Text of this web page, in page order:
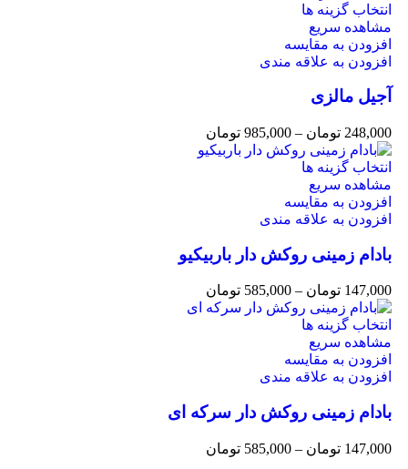
انتخاب گزینه ها
مشاهده سریع
افزودن به مقایسه
افزودن به علاقه مندی
آجیل مالزی
248,000 تومان –
985,000 تومان
انتخاب گزینه ها
مشاهده سریع
افزودن به مقایسه
افزودن به علاقه مندی
بادام زمینی روکش دار باربیکیو
147,000 تومان –
585,000 تومان
انتخاب گزینه ها
مشاهده سریع
افزودن به مقایسه
افزودن به علاقه مندی
بادام زمینی روکش دار سرکه ای
147,000 تومان –
585,000 تومان